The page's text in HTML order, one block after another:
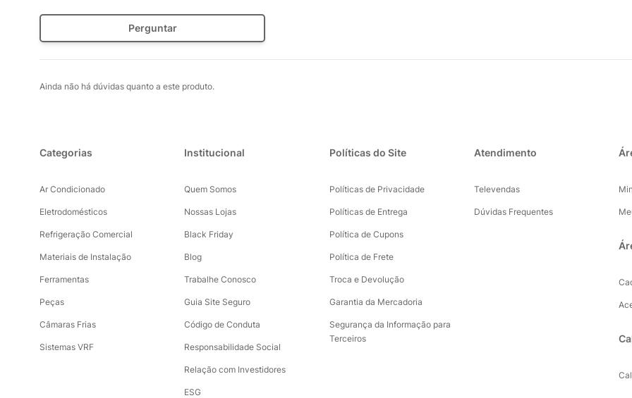
Perguntar
Ainda não há dúvidas quanto a este produto.
Categorias
Ar Condicionado
Eletrodomésticos
Refrigeração Comercial
Materiais de Instalação
Ferramentas
Peças
Câmaras Frias
Sistemas VRF
Institucional
Quem Somos
Nossas Lojas
Black Friday
Blog
Trabalhe Conosco
Guia Site Seguro
Código de Conduta
Responsabilidade Social
Relação com Investidores
ESG
Políticas do Site
Políticas de Privacidade
Políticas de Entrega
Política de Cupons
Política de Frete
Troca e Devolução
Garantia da Mercadoria
Segurança da Informação para
Terceiros
Atendimento
Televendas
Dúvidas Frequentes